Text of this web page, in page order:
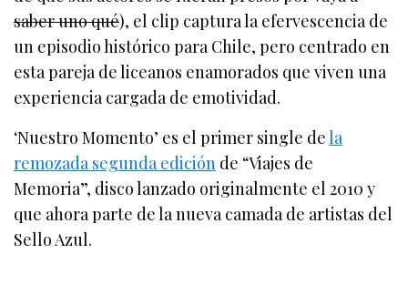
saber uno qué), el clip captura la efervescencia de
un episodio histórico para Chile, pero centrado en
esta pareja de liceanos enamorados que viven una
experiencia cargada de emotividad.
‘Nuestro Momento’ es el primer single dela
remozada segunda edición de “Viajes de
Memoria”, disco lanzado originalmente el 2010 y
que ahora parte de la nueva camada de artistas del
Sello Azul.